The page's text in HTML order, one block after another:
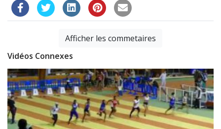
Afficher les commetaires
Vidéos Connexes